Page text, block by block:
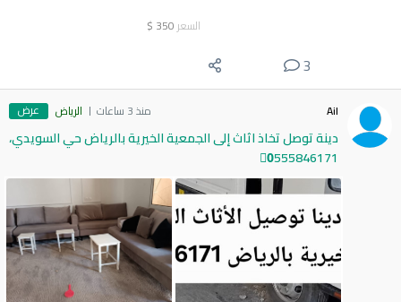
السعر 350
$
3
Ail منذ 3 ساعات الرياض عرض
دينة توصل تخاذ اثاث إلى الجمعية الخيرية بالرياض حي السويدي،
0َ555846171